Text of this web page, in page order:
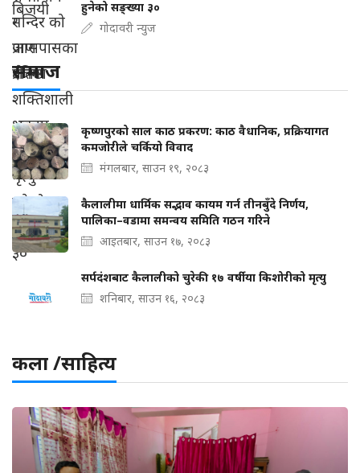
हुनेको सङ्ख्या ३०
गोदावरी न्युज
समाज
कृष्णपुरको साल काठ प्रकरण: काठ वैधानिक, प्रक्रियागत
कमजोरीले चर्कियो विवाद
मंगलबार, साउन १९, २०८३
कैलालीमा धार्मिक सद्भाव कायम गर्न तीनबुँदे निर्णय,
पालिका–वडामा समन्वय समिति गठन गरिने
आइतबार, साउन १७, २०८३
सर्पदंशबाट कैलालीको चुरेकी १७ वर्षीया किशोरीको मृत्यु
शनिबार, साउन १६, २०८३
कला /साहित्य